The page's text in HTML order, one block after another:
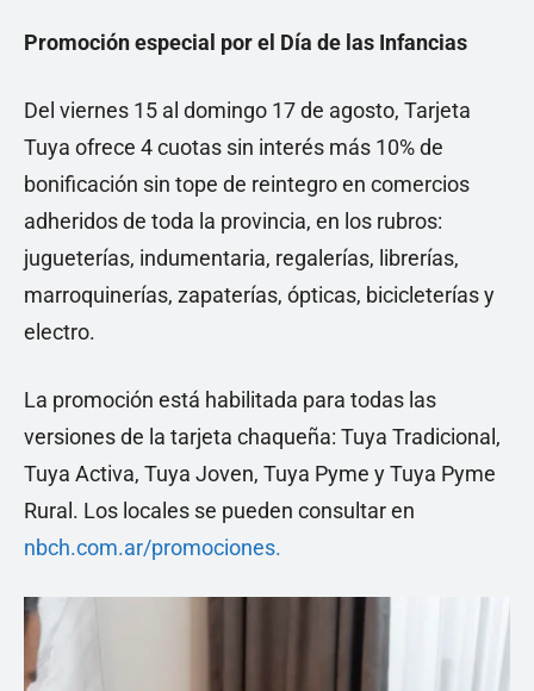
Promoción especial por el Día de las Infancias
Del viernes 15 al domingo 17 de agosto, Tarjeta
Tuya ofrece 4 cuotas sin interés más 10% de
bonificación sin tope de reintegro en comercios
adheridos de toda la provincia, en los rubros:
jugueterías, indumentaria, regalerías, librerías,
marroquinerías, zapaterías, ópticas, bicicleterías y
electro.
La promoción está habilitada para todas las
versiones de la tarjeta chaqueña: Tuya Tradicional,
Tuya Activa, Tuya Joven, Tuya Pyme y Tuya Pyme
Rural. Los locales se pueden consultar en
nbch.com.ar/promociones.